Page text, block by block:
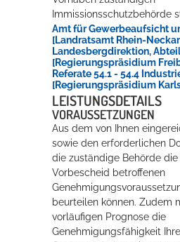
Immissionsschutzbehörde
Amt für Gewerbeaufsicht
[Landratsamt Rhein-
Landesbergdirektion,
[Regierungspräsidium
Referate 54.1 - 54.4
[Regierungspräsidium
LEISTUNGSDETAILS
VORAUSSETZUNGEN
Aus dem von Ihnen
sowie den erforderlichen
die zuständige Behörde
Vorbescheid betroffenen
beurteilen können. Zudem
vorläufigen Prognose die
Genehmigungsfähigkeit